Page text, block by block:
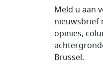
E-mailadres
Meld u aan
nieuwsbrief
opinies,
Brussel.